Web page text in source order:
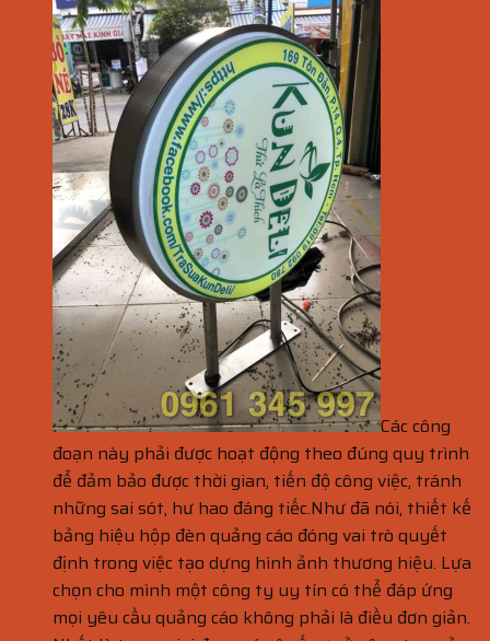
Các công
đoạn này phải được hoạt động theo đúng quy trình
để đảm bảo được thời gian, tiến độ công việc, tránh
những sai sót, hư hao đáng tiếc.Như đã nói, thiết kế
bảng hiệu hộp đèn quảng cáo đóng vai trò quyết
định trong việc tạo dựng hình ảnh thương hiệu. Lựa
chọn cho mình một công ty uy tín có thể đáp ứng
mọi yêu cầu quảng cáo không phải là điều đơn giản.